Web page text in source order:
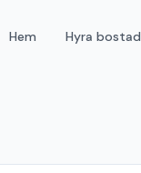
Hem Hyra bostad